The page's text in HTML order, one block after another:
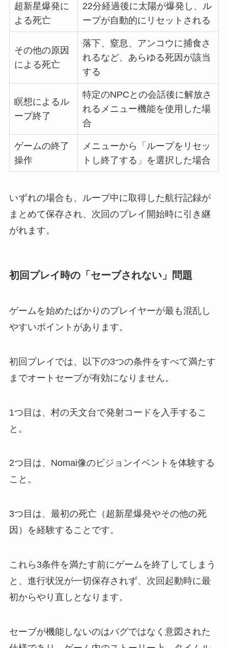
超新星爆発に
よる死亡
22分経過後に太陽が爆発し、ル
ープが自動的にリセットされる
その他の原因
による死亡
落下、窒息、アンコウに捕食さ
れるなど、あらゆる死因が該当
する
瞑想によるル
ープ終了
特定のNPCとの会話後に解放さ
れるメニュー機能を使用した場
合
ゲームの終了
操作
メニューから「ループをリセッ
トし終了する」を選択した場合
いずれの場合も、ループ中に取得した航行記録が
まとめて保存され、次回のプレイ開始時に引き継
がれます。
初回プレイ時の「セーブされない」問題
ゲームを始めたばかりのプレイヤーが最も混乱し
やすいポイントがあります。
初回プレイでは、以下の3つの条件をすべて満たす
までオートセーブが有効になりません。
1つ目は、村の天文台で発射コードを入手するこ
と。
2つ目は、Nomai像のビジョンイベントを体験する
こと。
3つ目は、最初の死亡（超新星爆発やその他の死
因）を経験することです。
これら3条件を満たす前にゲームを終了してしまう
と、進行状況が一切保存されず、次回起動時に最
初からやり直しとなります。
セーブが機能しないのはバグではなく意図された